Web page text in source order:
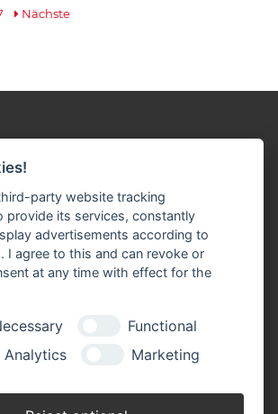
Nächste
Datenschutz Widerruf-Formular
Einstellungen ändern
Bornheim-Roisdorf
Telefon: 0 22 22 / 93 30 - 0
Telefax: 0 22 22 / 93 30 - 33
party website tracking
provide its services, constantly
advertisements according to
I agree to this and can revoke or
at any time with effect for the
Functional
Analytics
Marketing